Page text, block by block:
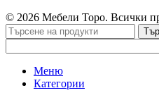
© 2026 Мебели Торо. Всички
Меню
Категории